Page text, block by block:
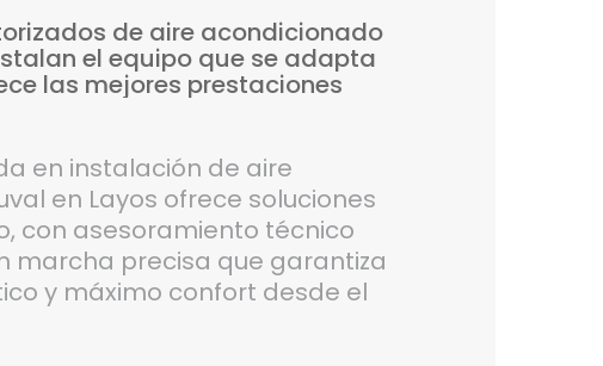
de aire acondicionado
el equipo que se adapta
las mejores prestaciones
en instalación de aire
en Layos ofrece soluciones
con asesoramiento técnico
marcha precisa que garantiza
y máximo confort desde el